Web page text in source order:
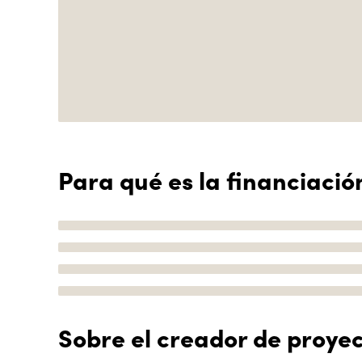
Para qué es la
Sobre el creador de